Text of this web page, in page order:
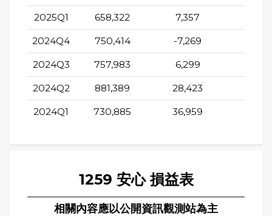
2025Q1 658,322 7,357
2024Q4 750,414 -7,269
2024Q3 757,983 6,299
2024Q2 881,389 28,423
2024Q1 730,885 36,959
1259 安心 損益表
相關內容應以公開資訊觀測站為主